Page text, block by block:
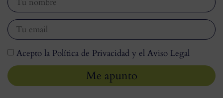
Acepto la Política de Privacidad y el Aviso Legal
Me apunto